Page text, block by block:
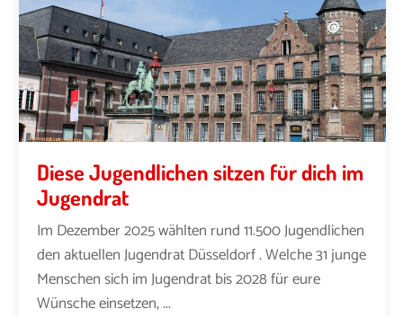
Diese Jugendlichen sitzen für dich im
Jugendrat
Im Dezember 2025 wählten rund 11.500 Jugendlichen
den aktuellen Jugendrat Düsseldorf . Welche 31 junge
Menschen sich im Jugendrat bis 2028 für eure
Wünsche einsetzen, ...